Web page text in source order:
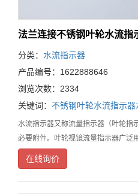
法兰连接不锈钢叶轮水流指
分类： 水流指示器
产品编号：1622888646
浏览次数：2334
关键词： 不锈钢叶轮水流指示器
水流指示器又称流量指示器（叶轮指
必要附件。叶轮视镜流量指示器广泛
统、石油、化工、化纤、医药、食品
体、气体、蒸汽等介质的流动反应情
在线询价